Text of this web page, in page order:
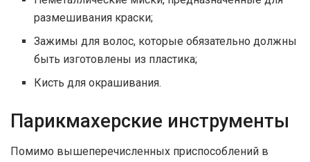
размешивания краски;
Зажимы для волос, которые обязательно должны
быть изготовлены из пластика;
Кисть для окрашивания.
Парикмахерские инструменты
Помимо вышеперечисленных приспособлений в